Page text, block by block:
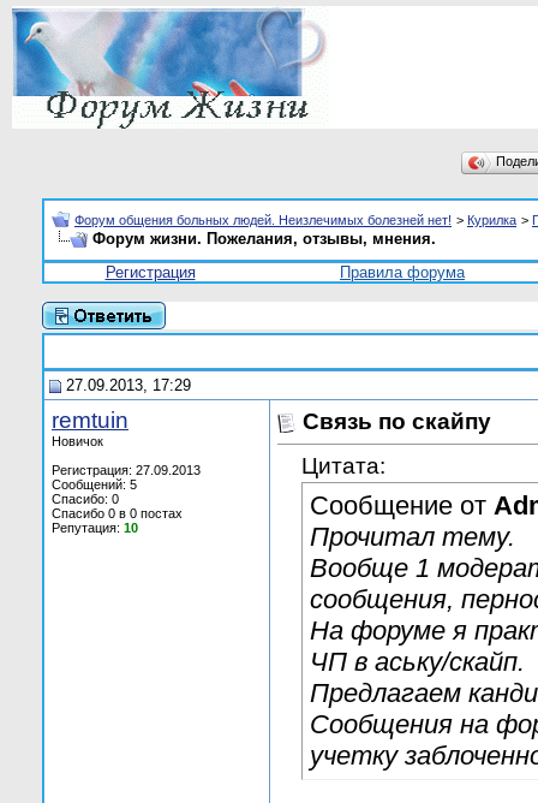
Форум общения больных людей. Неизлечимых болезней нет! > Курилка >
Форум жизни. Пожелания, отзывы, мнения.
Регистрация
Правила форума
27.09.2013, 17:29
remtuin
Новичок
Регистрация: 27.09.2013
Сообщений: 5
Спасибо: 0
Спасибо 0 в 0 постах
Репутация: 10
Связь по скайпу
Цитата:
Сообщение от
Прочитал тему.
Вообще 1
сообщения,
На форуме я
ЧП в аську/скайп.
Предлагаем
Сообщения на
учетку